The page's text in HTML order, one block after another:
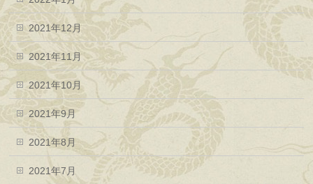
2021年12月
2021年11月
2021年10月
2021年9月
2021年8月
2021年7月